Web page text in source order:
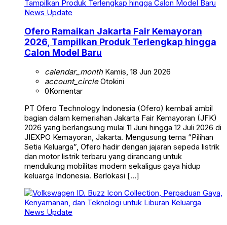
News Update
Ofero Ramaikan Jakarta Fair Kemayoran
2026, Tampilkan Produk Terlengkap hingga
Calon Model Baru
calendar_monthKamis, 18 Jun 2026
account_circleOtokini
0Komentar
PT Ofero Technology Indonesia (Ofero) kembali ambil
bagian dalam kemeriahan Jakarta Fair Kemayoran (JFK)
2026 yang berlangsung mulai 11 Juni hingga 12 Juli 2026 di
JIEXPO Kemayoran, Jakarta. Mengusung tema “Pilihan
Setia Keluarga”, Ofero hadir dengan jajaran sepeda listrik
dan motor listrik terbaru yang dirancang untuk
mendukung mobilitas modern sekaligus gaya hidup
keluarga Indonesia. Berlokasi […]
News Update